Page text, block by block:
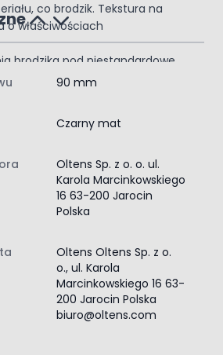
co brodzik. Tekstura na
o właściwościach
brodzika pod niestandardowe
zakresie).90 mm
Czarny mat
Oltens Sp. z o. o. ul.
Karola Marcinkowskiego
16 63-200 Jarocin
Polska
Oltens Oltens Sp. z o.
o., ul. Karola
Marcinkowskiego 16 63-
200 Jarocin Polska
biuro@oltens.com